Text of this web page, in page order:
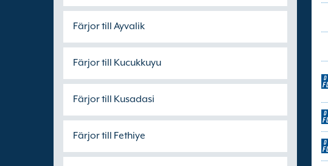
Färjor till Ayvalik
Färjor till Kucukkuyu
Färjor till Kusadasi
Färjor till Fethiye